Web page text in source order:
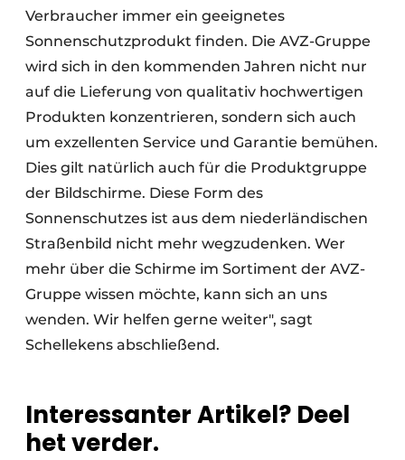
Verbraucher immer ein geeignetes
Sonnenschutzprodukt finden. Die AVZ-Gruppe
wird sich in den kommenden Jahren nicht nur
auf die Lieferung von qualitativ hochwertigen
Produkten konzentrieren, sondern sich auch
um exzellenten Service und Garantie bemühen.
Dies gilt natürlich auch für die Produktgruppe
der Bildschirme. Diese Form des
Sonnenschutzes ist aus dem niederländischen
Straßenbild nicht mehr wegzudenken. Wer
mehr über die Schirme im Sortiment der AVZ-
Gruppe wissen möchte, kann sich an uns
wenden. Wir helfen gerne weiter", sagt
Schellekens abschließend.
Interessanter Artikel? Deel
het verder.